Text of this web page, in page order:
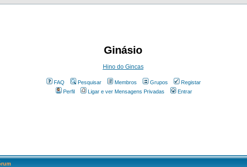
Ginásio
Hino do Gincas
FAQ Pesquisar Membros Grupos
Registar
Perfil
Ligar e ver Mensagens Privadas Entrar